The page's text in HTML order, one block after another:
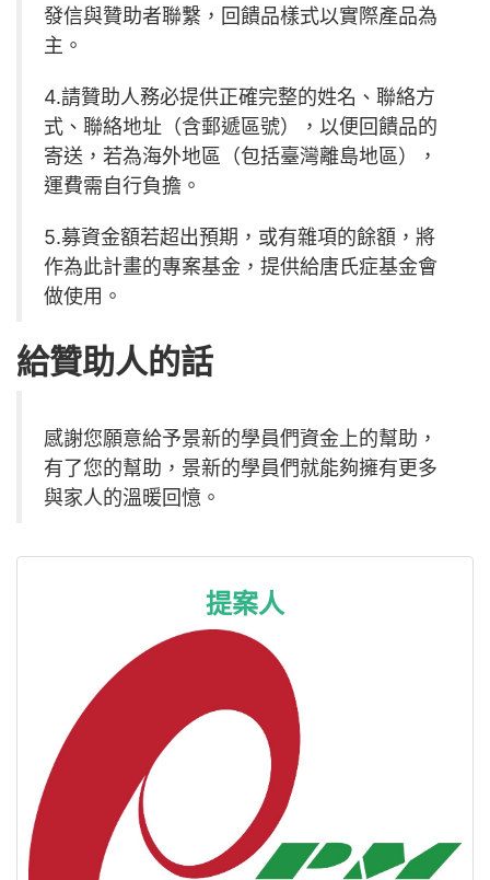
發信與贊助者聯繫，回饋品樣式以實際產品為
主。
4.請贊助人務必提供正確完整的姓名、聯絡方
式、聯絡地址（含郵遞區號），以便回饋品的
寄送，若為海外地區（包括臺灣離島地區），
運費需自行負擔。
5.募資金額若超出預期，或有雜項的餘額，將
作為此計畫的專案基金，提供給唐氏症基金會
做使用。
給贊助人的話
感謝您願意給予景新的學員們資金上的幫助，
有了您的幫助，景新的學員們就能夠擁有更多
與家人的溫暖回憶。
提案人